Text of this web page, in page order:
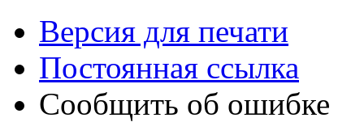
Версия для печати
Постоянная ссылка
Сообщить об ошибке